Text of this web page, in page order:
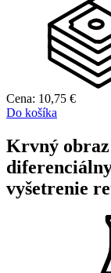
Cena: 10,75 €
Do košíka
Krvný obraz
vyšetrenie